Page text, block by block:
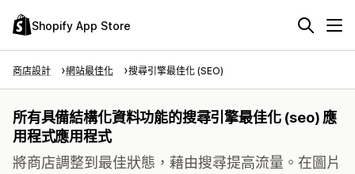
Shopify App Store
商店設計 網站最佳化 搜尋引擎最佳化 (SEO)
所有具備結構化資料功能的搜尋引擎最佳化 (seo) 應
用程式應用程式
將商店調整到最佳狀態，藉由搜尋提高流量。在圖片